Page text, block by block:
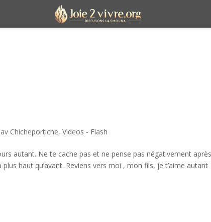
Chicheportiche,Videos - Flash
autant. Ne te cache pas et ne pense pas négativement
haut qu’avant. Reviens vers moi , mon fils, je t’aime autant